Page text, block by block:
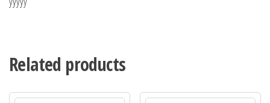
Related products